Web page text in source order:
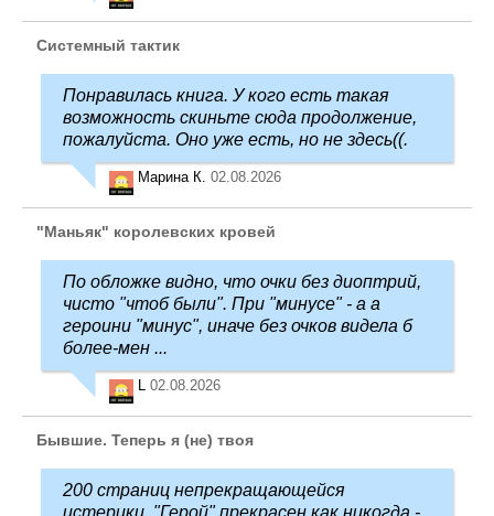
Системный тактик
Понравилась книга. У кого есть такая
возможность скиньте сюда продолжение,
пожалуйста. Оно уже есть, но не здесь((.
Марина К. 02.08.2026
"Маньяк" королевских кровей
По обложке видно, что очки без диоптрий,
чисто "чтоб были". При "минусе" - а а
героини "минус", иначе без очков видела б
более-мен ...
02.08.2026
Бывшие. Теперь я (не) твоя
200 страниц непрекращающейся
истерики. "Герой" прекрасен как никогда -